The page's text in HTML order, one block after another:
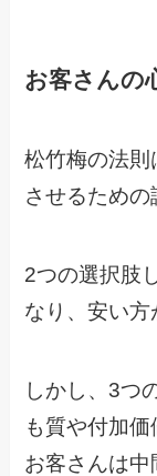
お客さんの
松竹梅の法則
させるための
2つの選択肢
なり、安い方
しかし、3つ
も質や付加価
お客さんは中